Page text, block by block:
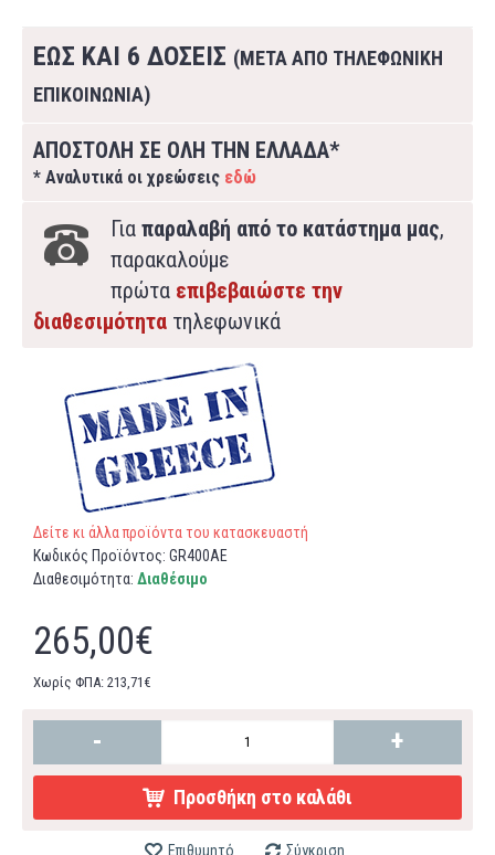
ΕΩΣ ΚΑΙ 6 ΔΟΣΕΙΣ (ΜΕΤΑ ΑΠΟ ΤΗΛΕΦΩΝΙΚΗ
ΕΠΙΚΟΙΝΩΝΙΑ)
ΑΠΟΣΤΟΛΗ ΣΕ ΟΛΗ ΤΗΝ ΕΛΛΑΔΑ*
* Αναλυτικά οι χρεώσεις εδώ
Για παραλαβή από το κατάστημα μας,
παρακαλούμε
πρώτα επιβεβαιώστε την
διαθεσιμότητα τηλεφωνικά
Δείτε κι άλλα προϊόντα του κατασκευαστή
Κωδικός Προϊόντος: GR400AE
Διαθεσιμότητα: Διαθέσιμο
265,00€
Χωρίς ΦΠΑ: 213,71€
- +
Προσθήκη στο καλάθι
Επιθυμητό Σύγκριση